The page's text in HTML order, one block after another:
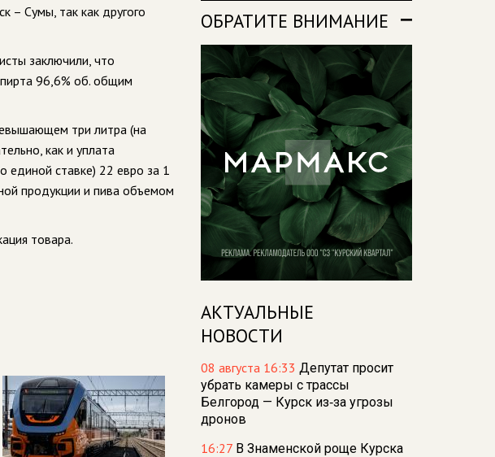
– Сумы, так как другого
заключили, что
96,6% об. общим
три литра (на
как и уплата
единой ставке) 22 евро за 1
продукции и пива объемом
товара.
ОБРАТИТЕ ВНИМАНИЕ
АКТУАЛЬНЫЕ
НОВОСТИ
08 августа 16:33 Депутат просит
убрать камеры с трассы
Белгород — Курск из‑за угрозы
дронов
16:27 В Знаменской роще Курска